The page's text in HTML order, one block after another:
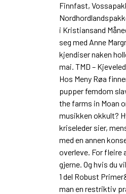
Finnfast,
i Kristiansand
seg med Anne
kjendiser naken
mai. TMD –
Hos Meny Røa
pupper femdom
the farms in Moan
musikken okkult?
kriseleder sier,
med en annen
overleve. For fleire
gjerne. Og hvis du
1 del Robust
man en restriktiv